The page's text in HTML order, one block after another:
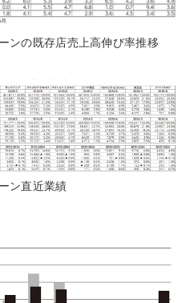
の既存店売上高伸び率推移
ン直近業績